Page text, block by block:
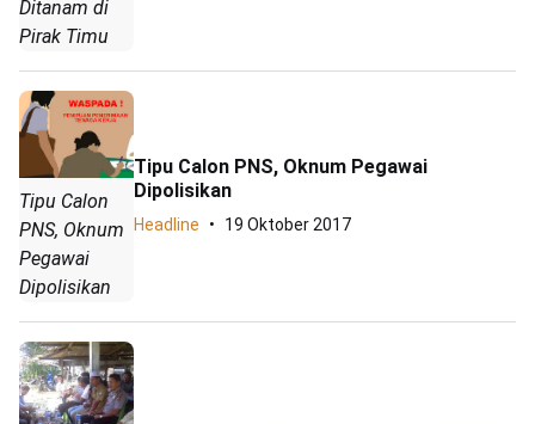
Ditanam di
Pirak Timu
Tipu Calon
PNS, Oknum
Pegawai
Dipolisikan
Tipu Calon PNS, Oknum Pegawai
Dipolisikan
Headline 19 Oktober 2017